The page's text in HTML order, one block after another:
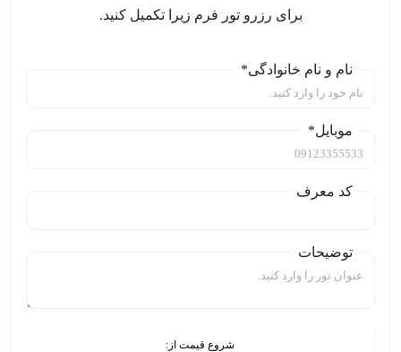
برای رزرو تور فرم زیرا تکمیل کنید.
نام و نام خانوادگی*
موبایل*
کد معرف
توضیحات
شروع قیمت از: